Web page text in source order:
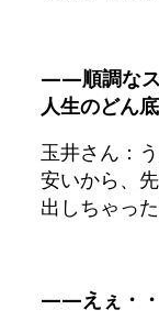
——順調なス
人生のどん
玉井さん：
安いから、
出しちゃった
——えぇ・・